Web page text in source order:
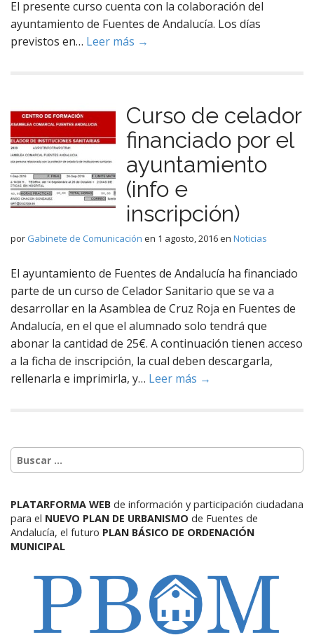
El presente curso cuenta con la colaboración del
ayuntamiento de Fuentes de Andalucía. Los días
previstos en… Leer más →
Curso de celador
financiado por el
ayuntamiento
(info e
inscripción)
por Gabinete de Comunicación en 1 agosto, 2016en Noticias
El ayuntamiento de Fuentes de Andalucía ha financiado
parte de un curso de Celador Sanitario que se va a
desarrollar en la Asamblea de Cruz Roja en Fuentes de
Andalucía, en el que el alumnado solo tendrá que
abonar la cantidad de 25€. A continuación tienen acceso
a la ficha de inscripción, la cual deben descargarla,
rellenarla e imprimirla, y… Leer más →
PLATARFORMA WEB de información y participación ciudadana
para el NUEVO PLAN DE URBANISMO de Fuentes de
Andalucía, el futuro PLAN BÁSICO DE ORDENACIÓN
MUNICIPAL